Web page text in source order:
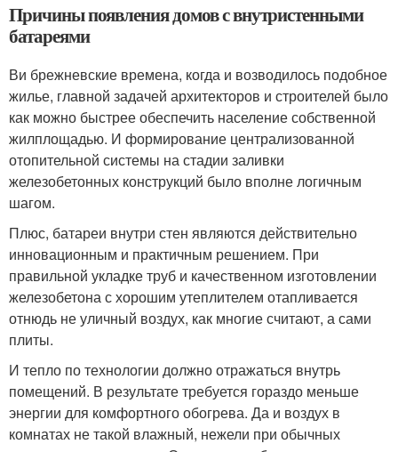
Причины появления домов с внутристенными
батареями
Ви брежневские времена, когда и возводилось подобное
жилье, главной задачей архитекторов и строителей было
как можно быстрее обеспечить население собственной
жилплощадью. И формирование централизованной
отопительной системы на стадии заливки
железобетонных конструкций было вполне логичным
шагом.
Плюс, батареи внутри стен являются действительно
инновационным и практичным решением. При
правильной укладке труб и качественном изготовлении
железобетона с хорошим утеплителем отапливается
отнюдь не уличный воздух, как многие считают, а сами
плиты.
И тепло по технологии должно отражаться внутрь
помещений. В результате требуется гораздо меньше
энергии для комфортного обогрева. Да и воздух в
комнатах не такой влажный, нежели при обычных